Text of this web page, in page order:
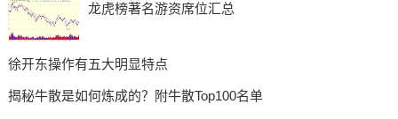
龙虎榜著名游资席位汇总
徐开东操作有五大明显特点
揭秘牛散是如何炼成的？附牛散Top100名单